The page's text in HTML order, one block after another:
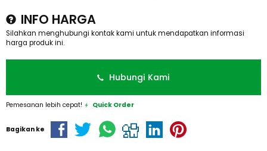
INFO HARGA
Silahkan menghubungi kontak kami untuk mendapatkan informasi
harga produk ini.
Hubungi Kami
Pemesanan lebih cepat! Quick Order
Bagikan ke